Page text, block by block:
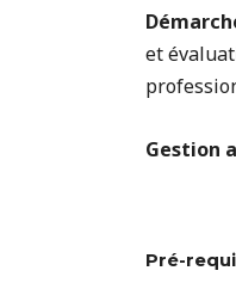
et
Gestion
Pré-